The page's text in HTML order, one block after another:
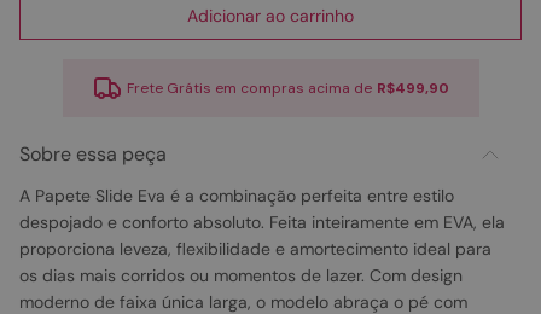
Adicionar ao carrinho
Frete Grátis em compras acima de R$499,90
Sobre essa peça
A Papete Slide Eva é a combinação perfeita entre estilo
despojado e conforto absoluto. Feita inteiramente em EVA, ela
proporciona leveza, flexibilidade e amortecimento ideal para
os dias mais corridos ou momentos de lazer. Com design
moderno de faixa única larga, o modelo abraça o pé com